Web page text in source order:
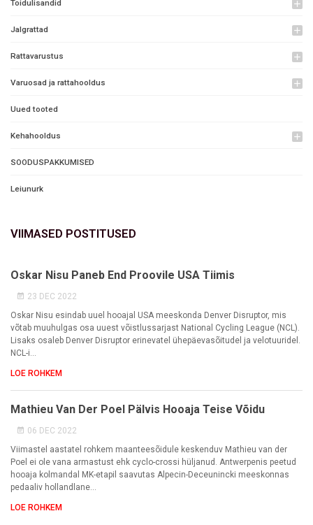
Toidulisandid add
Jalgrattad add
Rattavarustus add
Varuosad ja rattahooldus add
Uued tooted
Kehahooldus add
SOODUSPAKKUMISED
Leiunurk
VIIMASED POSTITUSED
Oskar Nisu Paneb End Proovile USA Tiimis
23 DEC 2022
Oskar Nisu esindab uuel hooajal USA meeskonda Denver Disruptor, mis
võtab muuhulgas osa uuest võistlussarjast National Cycling League (NCL).
Lisaks osaleb Denver Disruptor erinevatel ühepäevasõitudel ja velotuuridel.
NCL-i...
LOE ROHKEM
Mathieu Van Der Poel Pälvis Hooaja Teise Võidu
06 DEC 2022
Viimastel aastatel rohkem maanteesõidule keskenduv Mathieu van der
Poel ei ole vana armastust ehk cyclo-crossi hüljanud. Antwerpenis peetud
hooaja kolmandal MK-etapil saavutas Alpecin-Deceunincki meeskonnas
pedaaliv hollandlane...
LOE ROHKEM